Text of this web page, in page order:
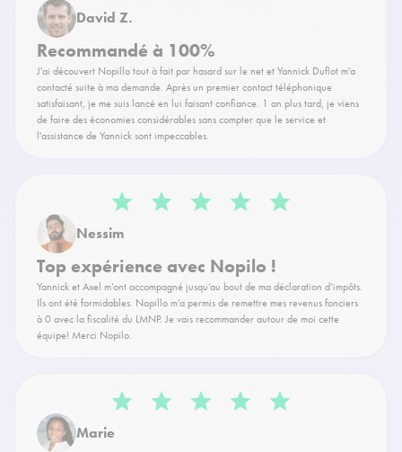
David Z.
Recommandé à 100%
J'ai découvert Nopillo tout à fait par hasard sur le net et Yannick Duflot m'a
contacté suite à ma demande. Après un premier contact téléphonique
satisfaisant, je me suis lancé en lui faisant confiance. 1 an plus tard, je viens
de faire des économies considérables sans compter que le service et
l'assistance de Yannick sont impeccables.
Nessim
Top expérience avec Nopilo !
Yannick et Axel m’ont accompagné jusqu’au bout de ma déclaration d’impôts.
Ils ont été formidables. Nopillo m’a permis de remettre mes revenus fonciers
à 0 avec la fiscalité du LMNP. Je vais recommander autour de moi cette
équipe! Merci Nopilo.
Marie